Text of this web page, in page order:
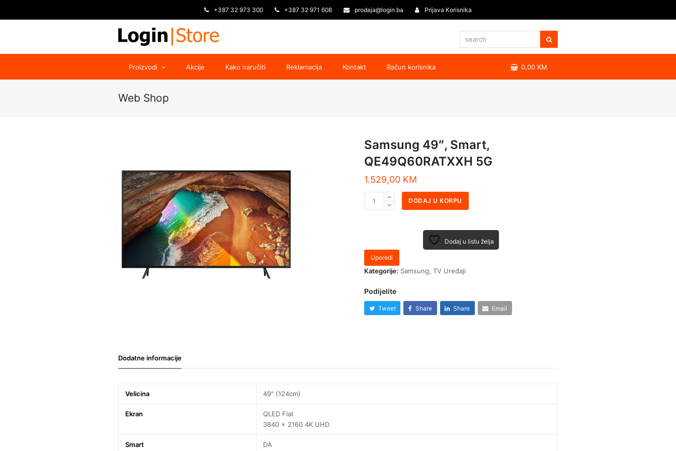
+387 32 973 300 +387 32 971 608 prodaja@login.ba Prijava Korisnika
Proizvodi Akcije Kako naručiti Reklamacija Kontakt Račun korisnika 0,00 KM
Web Shop
Samsung 49″, Smart,
QE49Q60RATXXH 5G
1.529,00 KM
DODAJ U KORPU
Dodaj u listu želja
Uporedi
Kategorije: Samsung,TV Uređaji
Podijelite
Tweet Share Share Email
Dodatne informacije
Velicina 49" (124cm)
Ekran
QLED Flat
3840 x 2160 4K UHD
Smart DA